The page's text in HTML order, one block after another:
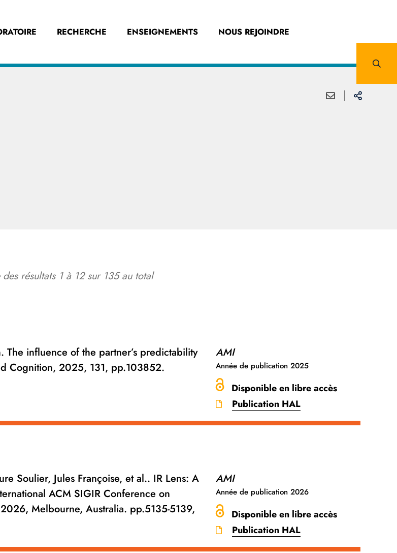
RECHERCHE ENSEIGNEMENTS NOUS REJOINDRE
résultats 1à 12sur 135au total
influence of the partner’s predictability
Cognition, 2025, 131, pp.103852.
AMI
Année de publication 2025
Disponible en libre accès
Publication HAL
Soulier, Jules Françoise, et al.. IR Lens: A
ACM SIGIR Conference on
Melbourne, Australia. pp.5135-5139,
AMI
Année de publication 2026
Disponible en libre accès
Publication HAL